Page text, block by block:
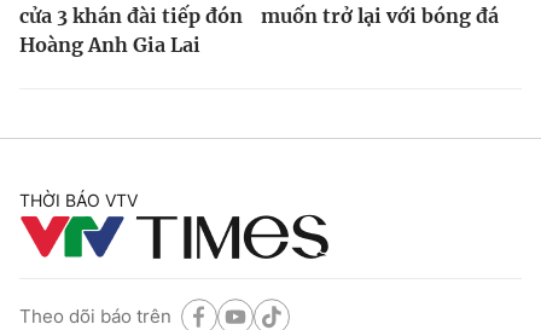
cửa 3 khán đài tiếp đón
Hoàng Anh Gia Lai
muốn trở lại với bóng đá
THỜI BÁO VTV
Theo dõi báo trên